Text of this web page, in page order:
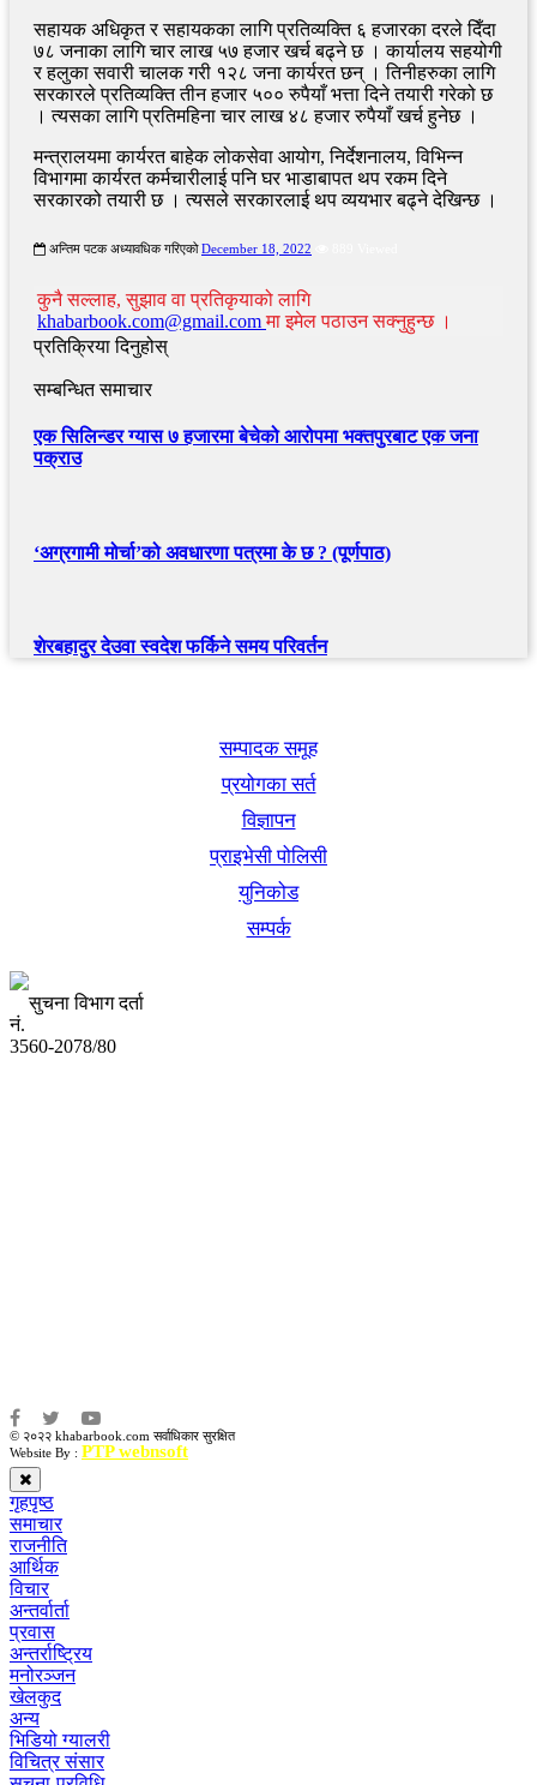
सहायक अधिकृत र सहायकका लागि प्रतिव्यक्ति ६ हजारका दरले दिँदा
७८ जनाका लागि चार लाख ५७ हजार खर्च बढ्ने छ । कार्यालय सहयोगी
र हलुका सवारी चालक गरी १२८ जना कार्यरत छन् । तिनीहरुका लागि
सरकारले प्रतिव्यक्ति तीन हजार ५०० रुपैयाँ भत्ता दिने तयारी गरेको छ
। त्यसका लागि प्रतिमहिना चार लाख ४८ हजार रुपैयाँ खर्च हुनेछ ।
मन्त्रालयमा कार्यरत बाहेक लोकसेवा आयोग, निर्देशनालय, विभिन्न
विभागमा कार्यरत कर्मचारीलाई पनि घर भाडाबापत थप रकम दिने
सरकारको तयारी छ । त्यसले सरकारलाई थप व्ययभार बढ्ने देखिन्छ ।
अन्तिम पटक अध्यावधिक गरिएको December 18, 2022
कुनै सल्लाह, सुझाव वा प्रतिकृयाको लागि
khabarbook.com@gmail.comमा इमेल पठाउन सक्नुहुन्छ ।
प्रतिक्रिया दिनुहोस्
सम्बन्धित समाचार
एक सिलिन्डर ग्यास ७ हजारमा बेचेको आरोपमा भक्तपुरबाट एक जना
पक्राउ
‘अग्रगामी मोर्चा’को अवधारणा पत्रमा के छ ? (पूर्णपाठ)
शेरबहादुर देउवा स्वदेश फर्किने समय परिवर्तन
सम्पादक समूह
प्रयोगका सर्त
विज्ञापन
प्राइभेसी पोलिसी
युनिकोड
सम्पर्क
सुचना विभाग दर्ता
नं.
3560-2078/80
© २०२२ khabarbook.com सर्वाधिकार सुरक्षित
Website By : PTP webnsoft
गृहपृष्ठ
समाचार
राजनीति
आर्थिक
विचार
अन्तर्वार्ता
प्रवास
अन्तर्राष्ट्रिय
मनोरञ्जन
खेलकुद
अन्य
भिडियो ग्यालरी
विचित्र संसार